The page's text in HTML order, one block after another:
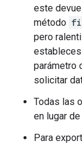
este
método
pero
parámetro
solicitar
Todas las
en lugar de
Para